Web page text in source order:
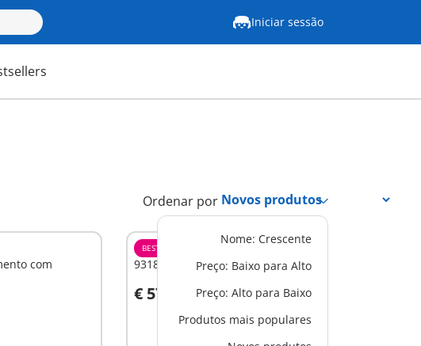
Iniciar sessão
Ordenar por
Nome: Crescente
Preço: Baixo para Alto
Preço: Alto para Baixo
Produtos mais populares
com
BESTSELLER
9318 - Camping Adventure
€ 57,99
Ao carrinho